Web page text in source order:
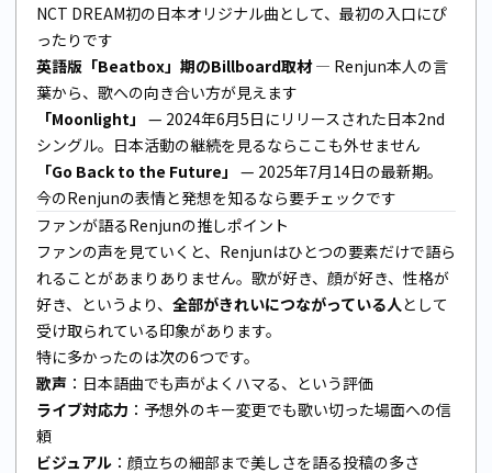
NCT DREAM初の日本オリジナル曲として、最初の入口にぴ
ったりです
英語版「Beatbox」期のBillboard取材— Renjun本人の言
葉から、歌への向き合い方が見えます
「Moonlight」 — 2024年6月5日にリリースされた日本2nd
シングル。日本活動の継続を見るならここも外せません
「Go Back to the Future」 — 2025年7月14日の最新期。
今のRenjunの表情と発想を知るなら要チェックです
ファンが語るRenjunの推しポイント
ファンの声を見ていくと、Renjunはひとつの要素だけで語ら
れることがあまりありません。歌が好き、顔が好き、性格が
好き、というより、 全部がきれいにつながっている人として
受け取られている印象があります。
特に多かったのは次の6つです。
歌声 ：日本語曲でも声がよくハマる、という評価
ライブ対応力 ：予想外のキー変更でも歌い切った場面への信
頼
ビジュアル ：顔立ちの細部まで美しさを語る投稿の多さ